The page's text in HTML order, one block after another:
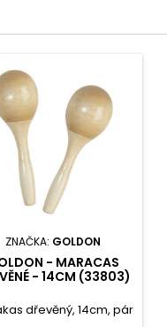
ZNAČKA: GOLDON
- MARACAS
- 14CM (33803)
dřevěný, 14cm, pár